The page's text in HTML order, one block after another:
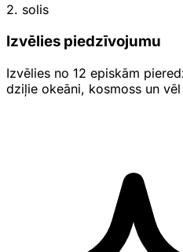
2. solis
Izvēlies piedzīvojumu
Izvēlies no 12 episkām
dziļie okeāni, kosmoss un